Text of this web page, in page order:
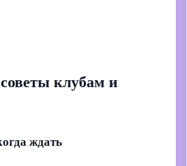
клубам и
ждать